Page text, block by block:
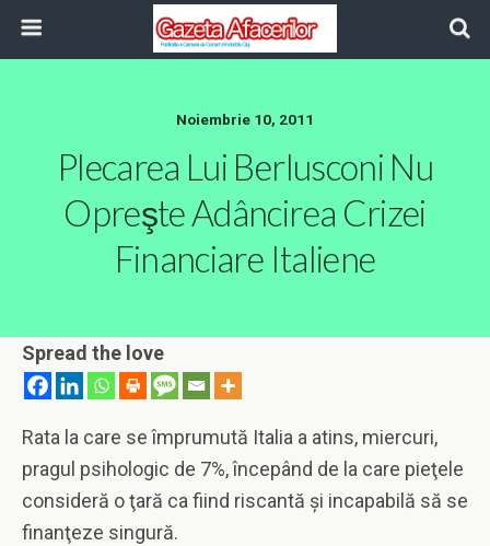
Noiembrie 10, 2011
Plecarea Lui Berlusconi Nu
Opreşte Adâncirea Crizei
Financiare Italiene
Spread the love
Rata la care se împrumută Italia a atins, miercuri,
pragul psihologic de 7%, începând de la care pieţele
consideră o ţară ca fiind riscantă şi incapabilă să se
finanţeze singură.